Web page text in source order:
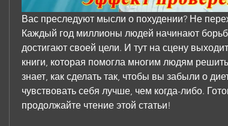
Вас преследуют мысли о похудении? Не
Каждый год миллионы людей начинают
достигают своей цели. И тут на сцену
книги, которая помогла многим людям
знает, как сделать так, чтобы вы забыли о
чувствовать себя лучше, чем когда-либо.
продолжайте чтение этой статьи!